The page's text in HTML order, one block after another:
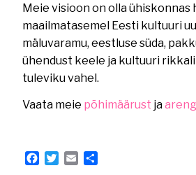
Meie visioon on olla ühiskonnas
maailmatasemel Eesti kultuuri
mäluvaramu, eestluse süda,
ühendust keele ja kultuuri
tuleviku vahel.
Vaata meie põhimäärust ja
Facebook
Twitter
Email